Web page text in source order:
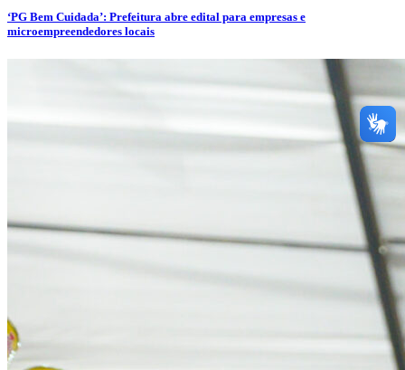
‘PG Bem Cuidada’: Prefeitura abre edital para empresas e
microempreendedores locais